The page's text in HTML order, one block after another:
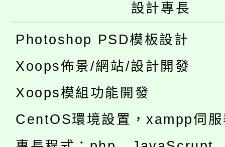
設計專長
Photoshop PSD模板設計
Xoops佈景/網站/設計開發
Xoops模組功能開發
CentOS環境設置，xampp伺